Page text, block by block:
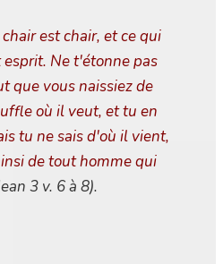
est chair, et ce qui
Ne t'étonne pas
que vous naissiez de
où il veut, et tu en
tu ne sais d'où il vient,
de tout homme qui
3 v. 6 à 8).